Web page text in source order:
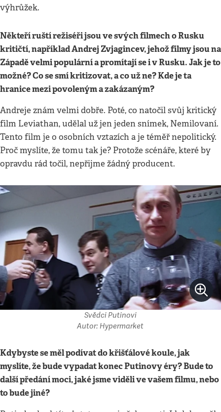
výhrůžek.
Někteří ruští režiséři jsou ve svých filmech o Rusku
kritičtí, například Andrej Zvjagincev, jehož filmy jsou na
Západě velmi populární a promítají se i v Rusku. Jak je to
možné? Co se smí kritizovat, a co už ne? Kde je ta
hranice mezi povoleným a zakázaným?
Andreje znám velmi dobře. Poté, co natočil svůj kritický
film Leviathan, udělal už jen jeden snímek, Nemilovaní.
Tento film je o osobních vztazích a je téměř nepolitický.
Proč myslíte, že tomu tak je? Protože scénáře, které by
opravdu rád točil, nepřijme žádný producent.
Svědci Putinovi
Autor: Hypermarket
Kdybyste se měl podívat do křišťálové koule, jak
myslíte, že bude vypadat konec Putinovy éry? Bude to
další předání moci, jaké jsme viděli ve vašem filmu, nebo
to bude jiné?